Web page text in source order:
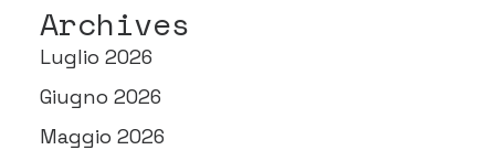
Archives
Luglio 2026
Giugno 2026
Maggio 2026